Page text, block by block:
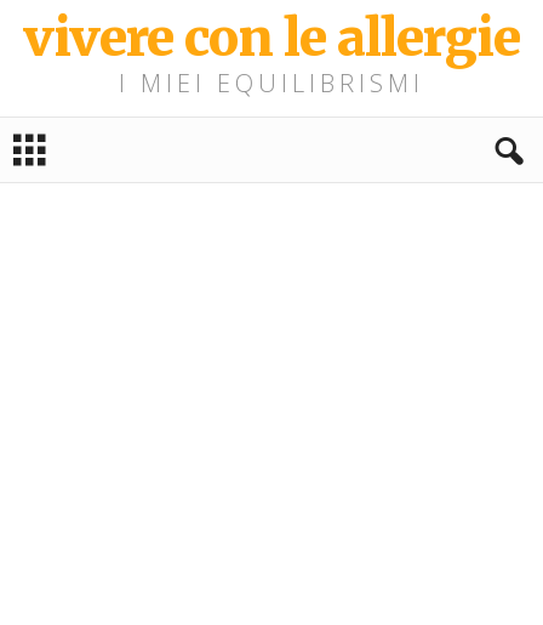
vivere con le allergie
I MIEI EQUILIBRISMI